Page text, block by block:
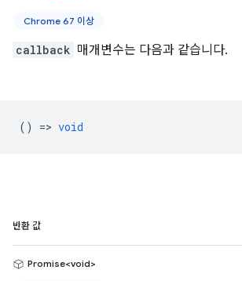
Chrome 67 이상
callback 매개변수는 다음과 같습니다.
() => void
반환 값
Promise<void>